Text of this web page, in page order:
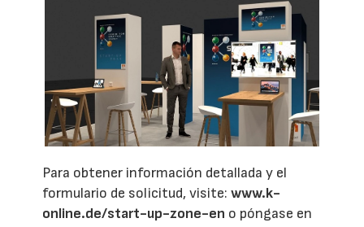
Para obtener información detallada y el
formulario de solicitud, visite: www.k-
online.de/start-up-zone-en o póngase en